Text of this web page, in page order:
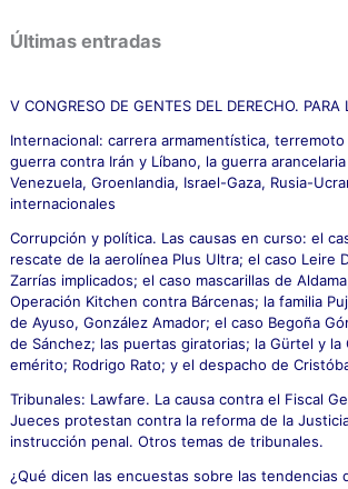
c
a
p
r
:
Últimas entradas
V CONGRESO DE GENTES DEL DERECHO. PARA
Internacional: carrera armamentística,
guerra contra Irán y Líbano, la guerra
Venezuela, Groenlandia, Israel-Gaza, Rusia-
internacionales
Corrupción y política. Las causas en curso: el
rescate de la aerolínea Plus Ultra; el caso Leire
Zarrías implicados; el caso mascarillas de
Operación Kitchen contra Bárcenas; la familia
de Ayuso, González Amador; el caso Begoña
de Sánchez; las puertas giratorias; la Gürtel y la
emérito; Rodrigo Rato; y el despacho de
Tribunales: Lawfare. La causa contra el Fiscal
Jueces protestan contra la reforma de la
instrucción penal. Otros temas de tribunales.
¿Qué dicen las encuestas sobre las tendencias